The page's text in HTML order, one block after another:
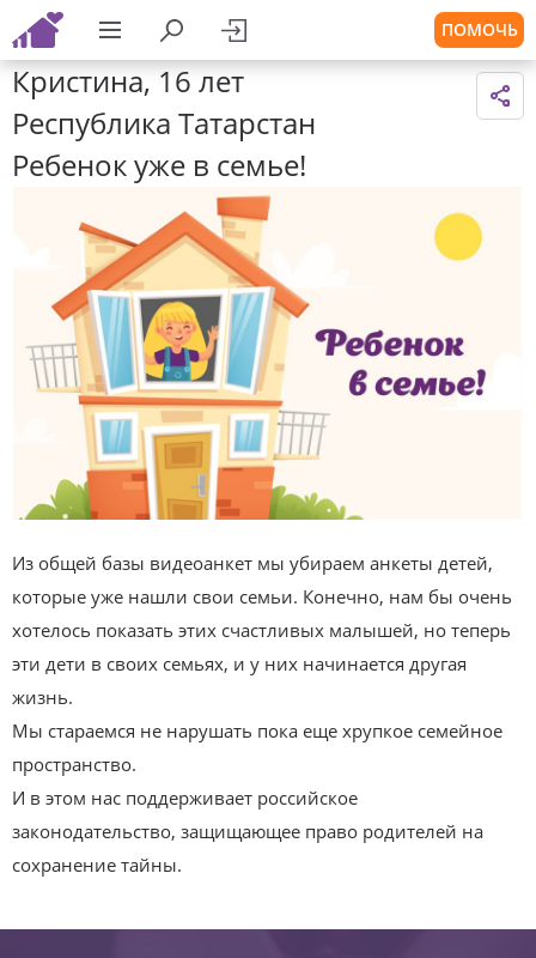
ПОМОЧЬ
Кристина, 16 лет
Республика Татарстан
Ребенок уже в семье!
Из общей базы видеоанкет мы убираем анкеты детей,
которые уже нашли свои семьи. Конечно, нам бы очень
хотелось показать этих счастливых малышей, но теперь
эти дети в своих семьях, и у них начинается другая
жизнь.
Мы стараемся не нарушать пока еще хрупкое семейное
пространство.
И в этом нас поддерживает российское
законодательство, защищающее право родителей на
сохранение тайны.